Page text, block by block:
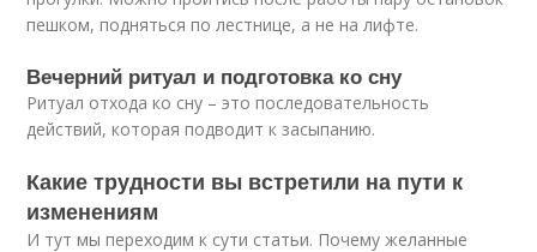
пешком, подняться по лестнице, а не на лифте.
Вечерний ритуал и подготовка ко сну
Ритуал отхода ко сну – это последовательность
действий, которая подводит к засыпанию.
Какие трудности вы встретили на пути к
изменениям
И тут мы переходим к сути статьи. Почему желанные